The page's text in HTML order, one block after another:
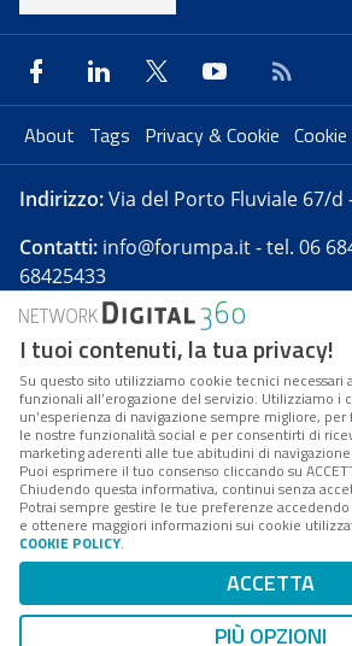
About Tags Privacy & Cookie
Indirizzo:Via del Porto Fluviale 67/d
Contatti: info@forumpa.it- tel. 06
68425433
Forumpa.itè una pubblicazione
presso Registro della stampa del
Reg. n. 182 del 2 maggio 2008 -
Stentella
FPA s.r.l. è società soggetta
Coordinamento da parte di
è un'azienda certificata per il
Codice Fiscale/Partita IVA n.
n. 1249791. ISP
Mappa del sito
I tuoi contenuti, la tua privacy!
Su questo sito utilizziamo cookie tecnici necessari
funzionali all’erogazione del servizio. Utilizziamo i
un’esperienza di navigazione sempre migliore,
le nostre funzionalità social e per consentirti di
marketing aderenti alle tue abitudini di
Puoi esprimere il tuo consenso cliccando su
Chiudendo questa informativa, continui senza
Potrai sempre gestire le tue preferenze accedendo
e ottenere maggiori informazioni sui cookie
COOKIE POLICY.
ACCETTA
PIÙ OPZIONI